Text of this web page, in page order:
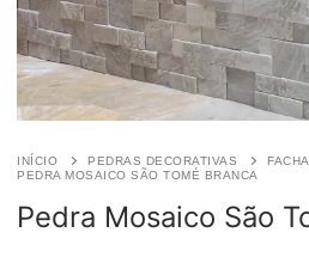
INÍCIO PEDRAS DECORATIVAS
PEDRA MOSAICO SÃO TOMÉ BRANCA
Pedra Mosaico São